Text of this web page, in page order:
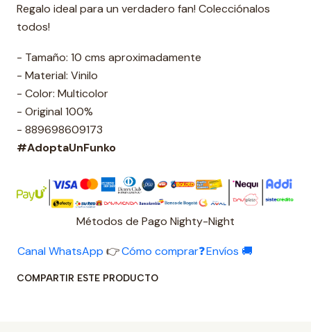
Regalo ideal para un verdadero fan! Colecciónalos
todos!
- Tamaño: 10 cms aproximadamente
- Material: Vinilo
- Color: Multicolor
- Original 100%
- 889698609173
#AdoptaUnFunko
Métodos de Pago Nighty-Night
Canal WhatsApp 👉Cómo comprar❓Envíos 🚚
COMPARTIR ESTE PRODUCTO